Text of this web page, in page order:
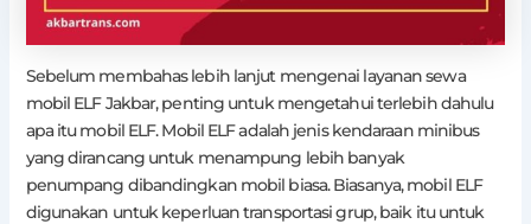
Sebelum membahas lebih lanjut mengenai layanan sewa
mobil ELF Jakbar, penting untuk mengetahui terlebih dahulu
apa itu mobil ELF. Mobil ELF adalah jenis kendaraan minibus
yang dirancang untuk menampung lebih banyak
penumpang dibandingkan mobil biasa. Biasanya, mobil ELF
digunakan untuk keperluan transportasi grup, baik itu untuk